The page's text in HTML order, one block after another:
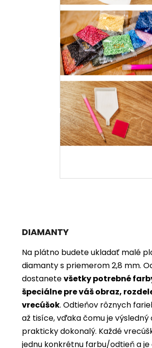
DIAMANTY
Na plátno budete ukladať malé
diamanty s priemerom 2,8 mm.
dostanetevšetky potrebné
špeciálne pre váš obraz,
vrecúšok. Odtieňov rôznych
až tisíce, vďaka čomu je výsledný
prakticky dokonalý. Každé
jednu konkrétnu farbu/odtieň a je